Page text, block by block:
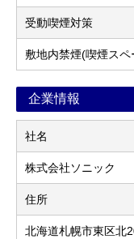
受動喫煙対策
敷地内禁煙(喫煙スペ
企業情報
社名
株式会社ソニック
住所
北海道札幌市東区北